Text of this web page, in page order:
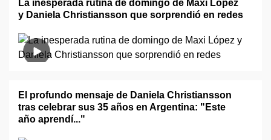
La inesperada rutina de domingo de Maxi López
y Daniela Christiansson que sorprendió en redes
El profundo mensaje de Daniela Christiansson
tras celebrar sus 35 años en Argentina: "Este
año aprendí..."